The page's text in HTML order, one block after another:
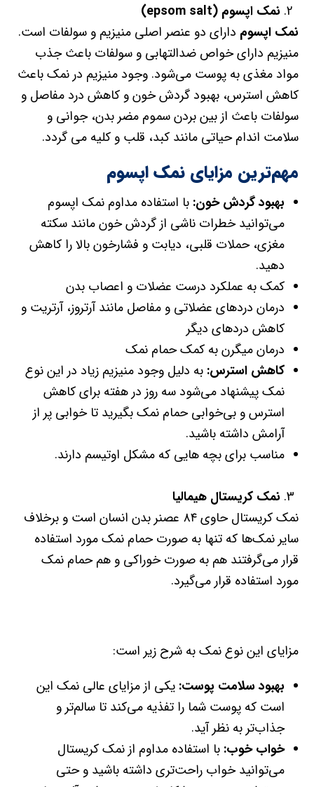
نمک اپسوم (epsom salt)
نمک اپسوم دارای دو عنصر اصلی منیزیم و سولفات است.
منیزیم دارای خواص ضدالتهابی و سولفات باعث جذب
مواد مغذی به پوست می‌شود. وجود منیزیم در نمک باعث
کاهش استرس، بهبود گردش خون و کاهش درد مفاصل و
سولفات باعث از بین بردن سموم مضر بدن، جوانی و
سلامت اندام حیاتی مانند کبد، قلب و کلیه می گردد.
مهم‌ترین مزایای نمک اپسوم
بهبود گردش خون: با استفاده مداوم نمک اپسوم
می‌توانید خطرات ناشی از گردش خون مانند سکته
مغزی، حملات قلبی، دیابت و فشارخون بالا را کاهش
دهید.
کمک به عملکرد درست عضلات و اعصاب بدن
درمان درد‌های عضلاتی و مفاصل مانند آرتروز، آرتریت و
کاهش درد‌های دیگر
درمان میگرن به کمک حمام نمک
کاهش استرس: به دلیل وجود منیزیم زیاد در این نوع
نمک پیشنهاد می‌شود سه روز در هفته برای کاهش
استرس و بی‌خوابی حمام نمک بگیرید تا خوابی پر از
آرامش داشته باشید.
مناسب برای بچه هایی که مشکل اوتیسم دارند.
نمک کریستال هیمالیا
نمک کریستال حاوی ۸۴ عصنر بدن انسان است و برخلاف
سایر نمک‌ها که تنها به صورت حمام نمک مورد استفاده
قرار می‌گرفتند هم به صورت خوراکی و هم حمام نمک
مورد استفاده قرار می‌گیرد.
مزایای این نوع نمک به شرح زیر است:
بهبود سلامت پوست: یکی از مزایای عالی نمک این
است که پوست شما را تفذیه می‌کند تا سالم‌تر و
جذاب‌تر به نظر آید.
خواب خوب:با استفاده مداوم از نمک کریستال
می‌توانید خواب راحت‌تری داشته باشید و حتی